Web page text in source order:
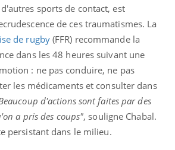
sports de contact, est
de ces traumatismes. La
de rugby(FFR) recommande la
dans les 48 heures suivant une
: ne pas conduire, ne pas
les médicaments et consulter dans
d'actions sont faites par des
a pris des coups", souligne Chabal.
persistant dans le milieu.